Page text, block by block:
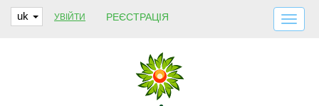
uk УВІЙТИ РЕЄСТРАЦІЯ
ДОСТАВКА І ОПЛАТА
ПРО НАС
ГАРАНТІЇ